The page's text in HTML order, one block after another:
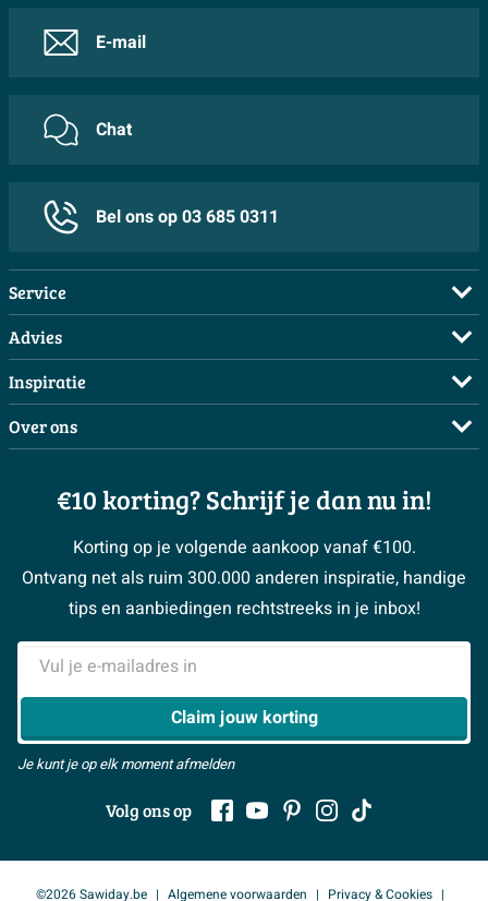
E-mail
Chat
Bel ons op 03 685 0311
Service
Veelgestelde vragen
Bestellen
Betalen
Bezorgen / afhalen
Garantie / klachten
Reviewbeleid
> Naar de klantenservice
Advies
Maak een afspraak
Doe de offerte check
3D tekening maken
Klustips
Klusadvies
> Alle adviesmogelijkheden
Inspiratie
Complete badkamers
Complete toiletruimtes
Moodboards
Magazine
#MySawiday
> Naar inspiratie
Over ons
Over Sawiday
Vacatures
Sawiday PRO
BeCommerce
Samenwerken
> Alles over showrooms
€10 korting? Schrijf je dan nu in!
Korting op je volgende aankoop vanaf €100.
Ontvang net als ruim 300.000 anderen inspiratie, handige
tips en aanbiedingen rechtstreeks in je inbox!
E-mailadres
Claim jouw korting
Je kunt je op elk moment afmelden
Volg ons op
©2026 Sawiday.be Algemene voorwaarden Privacy & Cookies